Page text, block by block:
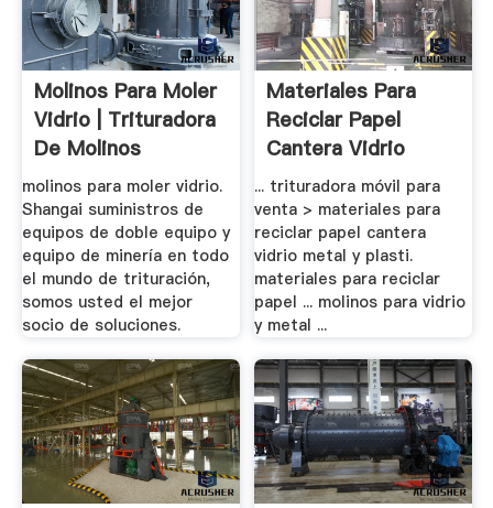
Molinos Para Moler
Vidrio | Trituradora
De Molinos
molinos para moler vidrio.
Shangai suministros de
equipos de doble equipo y
equipo de minería en todo
el mundo de trituración,
somos usted el mejor
socio de soluciones.
Materiales Para
Reciclar Papel
Cantera Vidrio
Metal .
... trituradora móvil para
venta > materiales para
reciclar papel cantera
vidrio metal y plasti.
materiales para reciclar
papel ... molinos para vidrio
y metal ...